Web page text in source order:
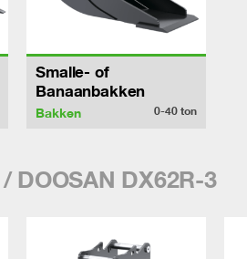
Smalle- of
Banaanbakken
Bakken 0-40ton
/ DOOSAN DX62R-3